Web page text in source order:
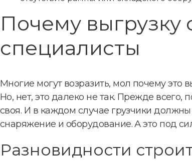
Почему
специалисты
Многие могут возразить, мол почему это
Но, нет, это далеко не так. Прежде
своя. И в каждом случае грузчики
снаряжение и оборудование. А это под
Разновидности